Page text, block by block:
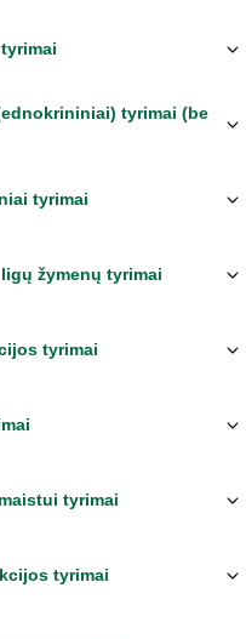
tyrimai (be
tyrimai
žymenų tyrimai
tyrimai
tyrimai
tyrimai